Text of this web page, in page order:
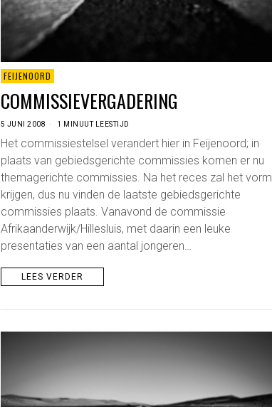
FEIJENOORD
COMMISSIEVERGADERING
5 JUNI 2008 1 MINUUT LEESTIJD
Het commissiestelsel verandert hier in Feijenoord; in
plaats van gebiedsgerichte commissies komen er nu
themagerichte commissies. Na het reces zal het vorm
krijgen, dus nu vinden de laatste gebiedsgerichte
commissies plaats. Vanavond de commissie
Afrikaanderwijk/Hillesluis, met daarin een leuke
presentaties van een aantal jongeren…
LEES VERDER